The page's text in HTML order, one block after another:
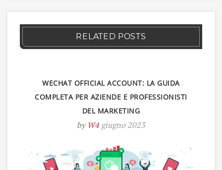
RELATED POSTS
WECHAT OFFICIAL ACCOUNT: LA GUIDA
COMPLETA PER AZIENDE E PROFESSIONISTI
DEL MARKETING
by W4 giugno 2023